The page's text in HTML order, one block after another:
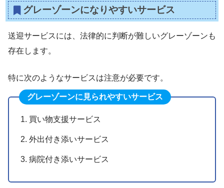
グレーゾーンになりやすいサービス
送迎サービスには、法律的に判断が難しいグレーゾーンも
存在します。
特に次のようなサービスは注意が必要です。
グレーゾーンに見られやすいサービス
買い物支援サービス
外出付き添いサービス
病院付き添いサービス